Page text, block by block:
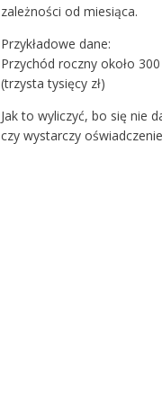
zależności od miesiąca.
Przykładowe dane:
Przychód roczny około
(trzysta tysięcy zł)
Jak to wyliczyć, bo się nie
czy wystarczy